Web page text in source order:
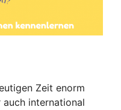
Zeit enorm
international